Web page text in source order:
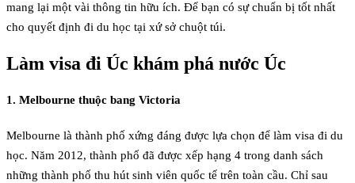
mang lại một vài thông tin hữu ích. Để bạn có sự chuẩn bị tốt nhất
cho quyết định đi du học tại xứ sở chuột túi.
Làm visa đi Úc khám phá nước Úc
1. Melbourne thuộc bang Victoria
Melbourne là thành phố xứng đáng được lựa chọn để làm visa đi du
học. Năm 2012, thành phố đã được xếp hạng 4 trong danh sách
những thành phố thu hút sinh viên quốc tế trên toàn cầu. Chỉ sau